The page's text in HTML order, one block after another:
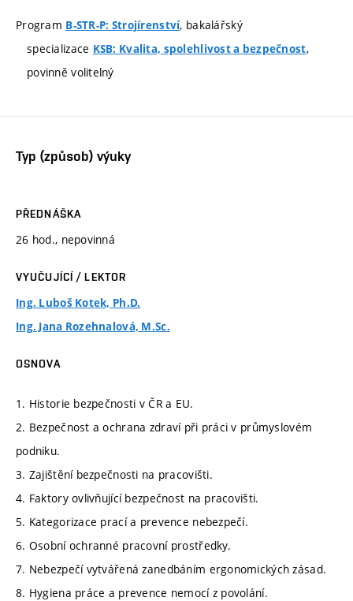
Program B-STR-P: Strojírenství, bakalářský
specializace KSB: Kvalita, spolehlivost a bezpečnost,
povinně volitelný
Typ (způsob) výuky
PŘEDNÁŠKA
26 hod., nepovinná
VYUČUJÍCÍ / LEKTOR
Ing. Luboš Kotek, Ph.D.
Ing. Jana Rozehnalová, M.Sc.
OSNOVA
1. Historie bezpečnosti v ČR a EU.
2. Bezpečnost a ochrana zdraví při práci v průmyslovém
podniku.
3. Zajištění bezpečnosti na pracovišti.
4. Faktory ovlivňující bezpečnost na pracovišti.
5. Kategorizace prací a prevence nebezpečí.
6. Osobní ochranné pracovní prostředky.
7. Nebezpečí vytvářená zanedbáním ergonomických zásad.
8. Hygiena práce a prevence nemocí z povolání.